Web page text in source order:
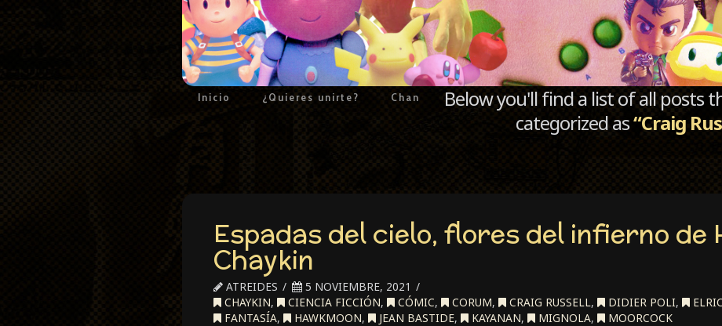
Inicio ¿Quieres unirte? Chan
Below you'll find a list of all posts
categorized as“Craig
Espadas del cielo, flores del infierno de
Chaykin
ATREIDES
5 NOVIEMBRE, 2021
CHAYKIN, CIENCIA FICCIÓN, CÓMIC, CORUM, CRAIG RUSSELL, DIDIER POLI, ELRIC
FANTASÍA, HAWKMOON, JEAN BASTIDE, KAYANAN, MIGNOLA, MOORCOCK